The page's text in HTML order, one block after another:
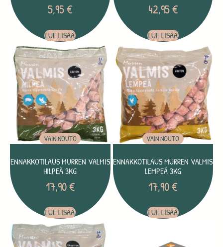
5,95€
LUE LISÄÄ
42,95€
LUE LISÄÄ
VAIN NOUTO
ENNAKKOTILAUS MURREN VALMIS
HILPEÄ 3KG
17,90€
LUE LISÄÄ
VAIN NOUTO
ENNAKKOTILAUS MURREN VALMIS
LEMPEÄ 3KG
17,90€
LUE LISÄÄ